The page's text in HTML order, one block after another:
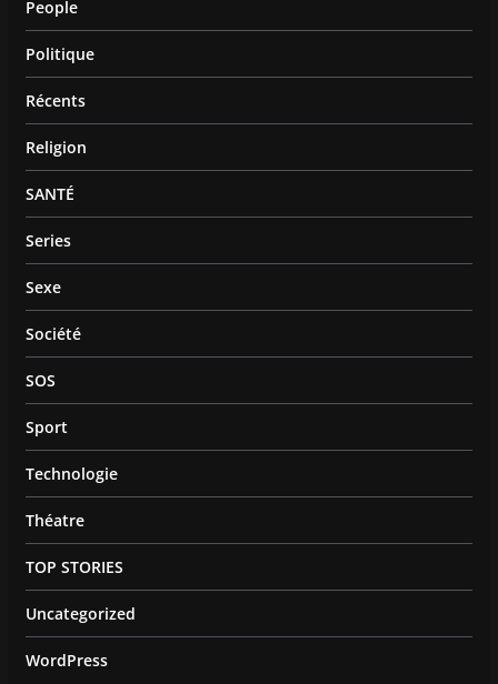
People
Politique
Récents
Religion
SANTÉ
Series
Sexe
Société
SOS
Sport
Technologie
Théatre
TOP STORIES
Uncategorized
WordPress